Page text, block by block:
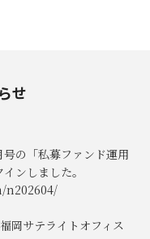
せ
の「私募ファンド運用
ンしました。
岡サテライトオフィス